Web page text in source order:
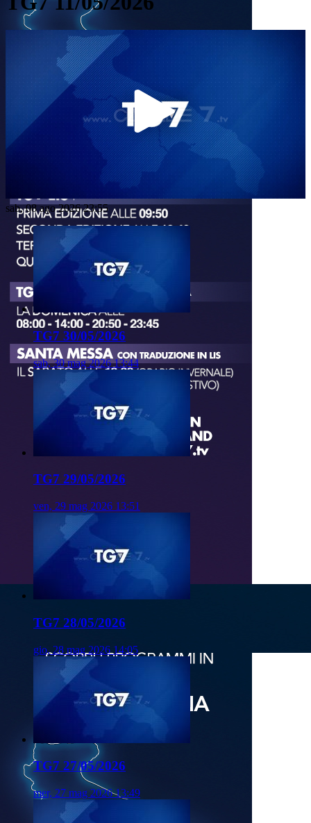
Play
Video
sab, 08 ago 2026 23:55
TG7 30/05/2026
sab, 30 mag 2026 13:44
TG7 29/05/2026
ven, 29 mag 2026 13:51
TG7 28/05/2026
gio, 28 mag 2026 14:05
TG7 27/05/2026
mer, 27 mag 2026 13:49